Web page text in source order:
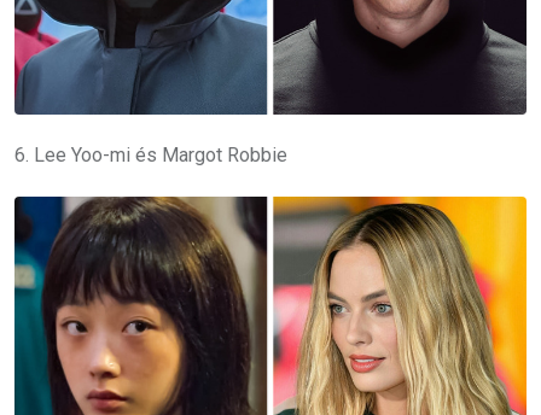
6. Lee Yoo-mi és Margot Robbie